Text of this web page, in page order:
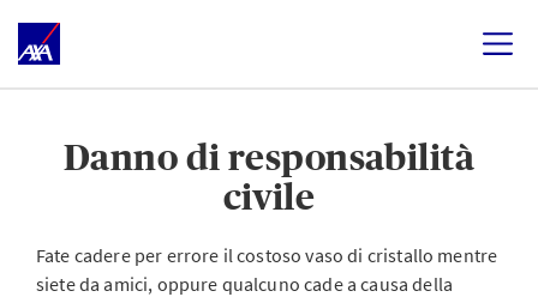
Danno di responsabilità
civile
Fate cadere per errore il costoso vaso di cristallo mentre
siete da amici, oppure qualcuno cade a causa della